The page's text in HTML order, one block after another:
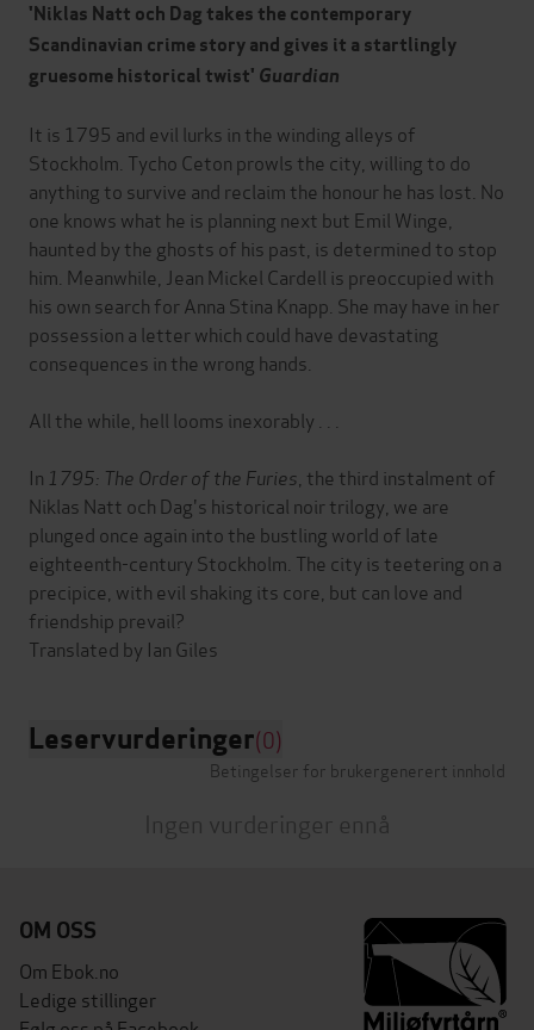
'Niklas Natt och Dag takes the contemporary
Scandinavian crime story and gives it a startlingly
gruesome historical twist' Guardian
It is 1795 and evil lurks in the winding alleys of
Stockholm. Tycho Ceton prowls the city, willing to do
anything to survive and reclaim the honour he has lost. No
one knows what he is planning next but Emil Winge,
haunted by the ghosts of his past, is determined to stop
him. Meanwhile, Jean Mickel Cardell is preoccupied with
his own search for Anna Stina Knapp. She may have in her
possession a letter which could have devastating
consequences in the wrong hands.
All the while, hell looms inexorably . . .
In 1795: The Order of the Furies , the third instalment of
Niklas Natt och Dag's historical noir trilogy, we are
plunged once again into the bustling world of late
eighteenth-century Stockholm. The city is teetering on a
precipice, with evil shaking its core, but can love and
friendship prevail?
Leservurderinger(0)
Betingelser for brukergenerert innhold
Ingen vurderinger ennå
OM OSS
Om Ebok.no
Ledige stillinger